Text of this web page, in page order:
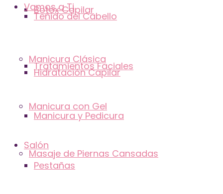
Botox Capilar
Hidratación Capilar
Salón
Vamos a Ti
Manicura Clásica
Manicura con Gel
Masaje de Piernas Cansadas
Teñido del Cabello
Tratamientos Faciales
Manicura y Pedicura
Pestañas